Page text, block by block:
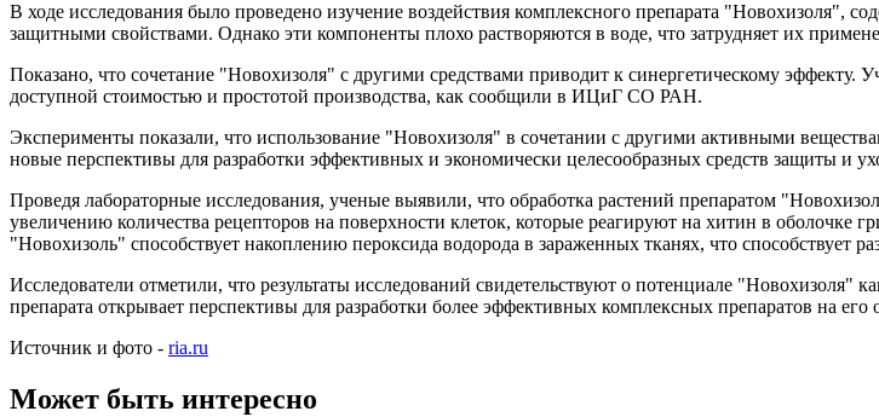
В ходе исследования было проведено изучение воздействия комплексного препарата "Новохизоля",
защитными свойствами. Однако эти компоненты плохо растворяются в воде, что затрудняет их
Показано, что сочетание "Новохизоля" с другими средствами приводит к синергетическому эффекту.
доступной стоимостью и простотой производства, как сообщили в ИЦиГ СО РАН.
Эксперименты показали, что использование "Новохизоля" в сочетании с другими активными
новые перспективы для разработки эффективных и экономически целесообразных средств защиты и
Проведя лабораторные исследования, ученые выявили, что обработка растений препаратом
увеличению количества рецепторов на поверхности клеток, которые реагируют на хитин в
"Новохизоль" способствует накоплению пероксида водорода в зараженных тканях, что способствует
Исследователи отметили, что результаты исследований свидетельствуют о потенциале
препарата открывает перспективы для разработки более эффективных комплексных препаратов на его
Источник и фото - ria.ru
Может быть интересно